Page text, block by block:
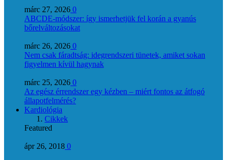
márc 27, 2026 0
ABCDE‑módszer: így ismerhetjük fel korán a gyanús
bőrelváltozásokat
márc 26, 2026 0
Nem csak fáradtság: idegrendszeri tünetek, amiket sokan
figyelmen kívül hagynak
márc 25, 2026 0
Az egész érrendszer egy kézben – miért fontos az átfogó
állapotfelmérés?
Kardiológia
Cikkek
Featured
ápr 26, 2018 0